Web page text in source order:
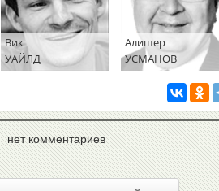
Вик
УАЙЛД
Алишер
УСМАНОВ
нет комментариев